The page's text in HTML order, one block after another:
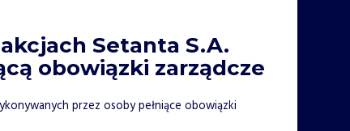
Setanta S.A.
obowiązki zarządcze
przez osoby pełniące obowiązki